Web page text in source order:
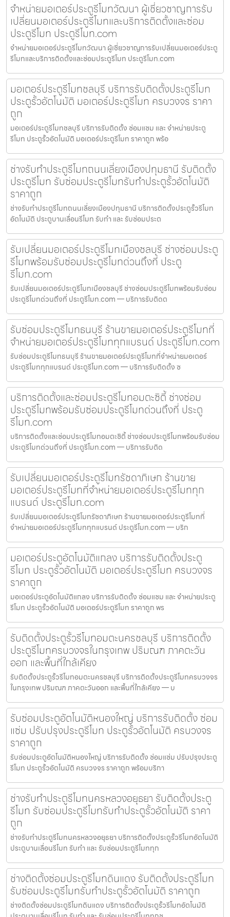
จำหน่ายมอเตอร์ประตูรีโมทวัฒนา ผู้เชี่ยวชาญการรับ
เปลี่ยนมอเตอร์ประตูรีโมทและบริการติดตั้งและซ่อม
ประตูรีโมท ประตูรีโมท.com
จำหน่ายมอเตอร์ประตูรีโมทวัฒนา ผู้เชี่ยวชาญการรับเปลี่ยนมอเตอร์ประตู
รีโมทและบริการติดตั้งและซ่อมประตูรีโมท ประตูรีโมท.com
มอเตอร์ประตูรีโมทชลบุรี บริการรับติดตั้งประตูรีโมท
ประตูรั้วอัตโนมัติ มอเตอร์ประตูรีโมท ครบวงจร ราคา
ถูก
มอเตอร์ประตูรีโมทชลบุรี บริการรับติดตั้ง ซ่อมแซม และ จำหน่ายประตู
รีโมท ประตูรั้วอัตโนมัติ มอเตอร์ประตูรีโมท ราคาถูก พร้อ
ช่างรับทำประตูรีโมทถนนเลี่ยงเมืองปทุมธานี รับติดตั้ง
ประตูรีโมท รับซ่อมประตูรีโมทรับทำประตูรั้วอัตโนมัติ
ราคาถูก
ช่างรับทำประตูรีโมทถนนเลี่ยงเมืองปทุมธานี บริการติดตั้งประตูรั้วรีโมท
อัตโนมัติ ประตูบานเลื่อนรีโมท รับทำ และ รับซ่อมประต
รับเปลี่ยนมอเตอร์ประตูรีโมทเมืองชลบุรี ช่างซ่อมประตู
รีโมทพร้อมรับซ่อมประตูรีโมทด่วนถึงที่ ประตู
รีโมท.com
รับเปลี่ยนมอเตอร์ประตูรีโมทเมืองชลบุรี ช่างซ่อมประตูรีโมทพร้อมรับซ่อม
ประตูรีโมทด่วนถึงที่ ประตูรีโมท.com — บริการรับติดต
รับซ่อมประตูรีโมทธนบุรี ร้านขายมอเตอร์ประตูรีโมทที่
จำหน่ายมอเตอร์ประตูรีโมททุกแบรนด์ ประตูรีโมท.com
รับซ่อมประตูรีโมทธนบุรี ร้านขายมอเตอร์ประตูรีโมทที่จำหน่ายมอเตอร์
ประตูรีโมททุกแบรนด์ ประตูรีโมท.com — บริการรับติดตั้ง ซ
บริการติดตั้งและซ่อมประตูรีโมทอมตะซิตี้ ช่างซ่อม
ประตูรีโมทพร้อมรับซ่อมประตูรีโมทด่วนถึงที่ ประตู
รีโมท.com
บริการติดตั้งและซ่อมประตูรีโมทอมตะซิตี้ ช่างซ่อมประตูรีโมทพร้อมรับซ่อม
ประตูรีโมทด่วนถึงที่ ประตูรีโมท.com — บริการรับติด
รับเปลี่ยนมอเตอร์ประตูรีโมทรัชดาภิเษก ร้านขาย
มอเตอร์ประตูรีโมทที่จำหน่ายมอเตอร์ประตูรีโมททุก
แบรนด์ ประตูรีโมท.com
รับเปลี่ยนมอเตอร์ประตูรีโมทรัชดาภิเษก ร้านขายมอเตอร์ประตูรีโมทที่
จำหน่ายมอเตอร์ประตูรีโมททุกแบรนด์ ประตูรีโมท.com — บริก
มอเตอร์ประตูอัตโนมัติแกลง บริการรับติดตั้งประตู
รีโมท ประตูรั้วอัตโนมัติ มอเตอร์ประตูรีโมท ครบวงจร
ราคาถูก
มอเตอร์ประตูอัตโนมัติแกลง บริการรับติดตั้ง ซ่อมแซม และ จำหน่ายประตู
รีโมท ประตูรั้วอัตโนมัติ มอเตอร์ประตูรีโมท ราคาถูก พร
รับติดตั้งประตูรั้วรีโมทอมตะนครชลบุรี บริการติดตั้ง
ประตูรีโมทครบวงจรในกรุงเทพ ปริมณฑ ภาคตะวัน
ออก และพื้นที่ใกล้เคียง
รับติดตั้งประตูรั้วรีโมทอมตะนครชลบุรี บริการติดตั้งประตูรีโมทครบวงจร
ในกรุงเทพ ปริมณฑ ภาคตะวันออก และพื้นที่ใกล้เคียง — บ
รับซ่อมประตูอัตโนมัติหนองใหญ่ บริการรับติดตั้ง ซ่อม
แซ่ม ปรับปรุงประตูรีโมท ประตูรั้วอัตโนมัติ ครบวงจร
ราคาถูก
รับซ่อมประตูอัตโนมัติหนองใหญ่ บริการรับติดตั้ง ซ่อมแซ่ม ปรับปรุงประตู
รีโมท ประตูรั้วอัตโนมัติ ครบวงจร ราคาถูก พร้อมบริกา
ช่างรับทำประตูรีโมทนครหลวงอยุธยา รับติดตั้งประตู
รีโมท รับซ่อมประตูรีโมทรับทำประตูรั้วอัตโนมัติ ราคา
ถูก
ช่างรับทำประตูรีโมทนครหลวงอยุธยา บริการติดตั้งประตูรั้วรีโมทอัตโนมัติ
ประตูบานเลื่อนรีโมท รับทำ และ รับซ่อมประตูรีโมททุก
ช่างติดตั้งซ่อมประตูรีโมทดินแดง รับติดตั้งประตูรีโมท
รับซ่อมประตูรีโมทรับทำประตูรั้วอัตโนมัติ ราคาถูก
ช่างติดตั้งซ่อมประตูรีโมทดินแดง บริการติดตั้งประตูรั้วรีโมทอัตโนมัติ